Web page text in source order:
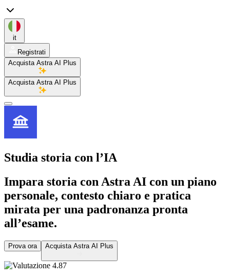
it
Registrati
Acquista Astra AI Plus
Acquista Astra AI Plus
Studia storia con l’IA
Impara storia con Astra AI con un piano
personale, contesto chiaro e pratica
mirata per una padronanza pronta
all’esame.
Prova ora Acquista Astra AI Plus